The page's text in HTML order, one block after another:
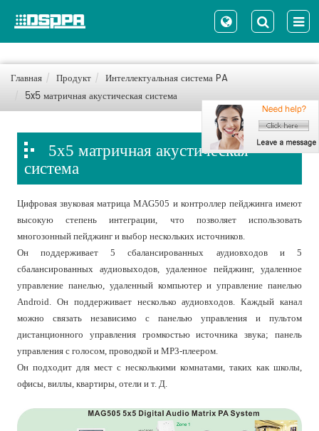
Главная Продукт
Интеллектуальная система PA
5x5 матричная акустическая система
5x5 матричная акустическая
система
Цифровая звуковая матрица MAG505 и контроллер пейджинга имеют
высокую степень интеграции, что позволяет использовать
многозонный пейджинг и выбор нескольких источников.
Он поддерживает 5 сбалансированных аудиовходов и 5
сбалансированных аудиовыходов, удаленное пейджинг, удаленное
управление панелью, удаленный компьютер и управление панелью
Android. Он поддерживает несколько аудиовходов. Каждый канал
можно связать независимо с панелью управления и пультом
дистанционного управления громкостью источника звука; панель
управления с голосом, проводкой и MP3-плеером.
Он подходит для мест с несколькими комнатами, таких как школы,
офисы, виллы, квартиры, отели и т. Д.